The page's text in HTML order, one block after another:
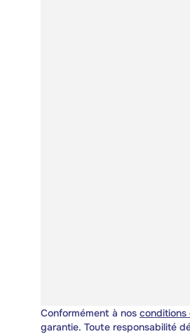
Conformément à nos conditions
garantie. Toute responsabilité